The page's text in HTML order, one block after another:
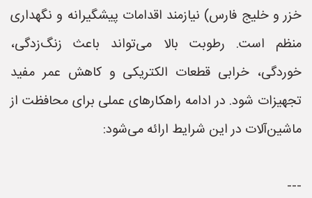
خزر و خلیج فارس) نیازمند اقدامات پیشگیرانه و نگهداری
منظم است. رطوبت بالا می‌تواند باعث زنگ‌زدگی،
خوردگی، خرابی قطعات الکتریکی و کاهش عمر مفید
تجهیزات شود. در ادامه راهکارهای عملی برای محافظت از
ماشین‌آلات در این شرایط ارائه می‌شود:
---